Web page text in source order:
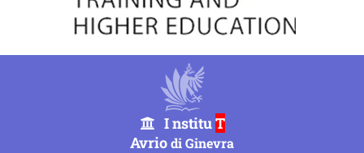
I nstituT
Avriodi Ginevra